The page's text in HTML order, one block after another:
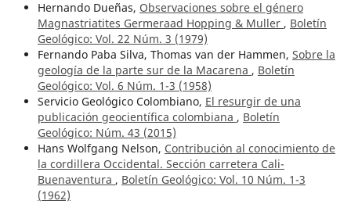
Hernando Dueñas, Observaciones sobre el género
Magnastriatites Germeraad Hopping & Muller , Boletín
Geológico: Vol. 22 Núm. 3 (1979)
Fernando Paba Silva, Thomas van der Hammen, Sobre la
geología de la parte sur de la Macarena , Boletín
Geológico: Vol. 6 Núm. 1-3 (1958)
Servicio Geológico Colombiano, El resurgir de una
publicación geocientífica colombiana , Boletín
Geológico: Núm. 43 (2015)
Hans Wolfgang Nelson, Contribución al conocimiento de
la cordillera Occidental. Sección carretera Cali-
Buenaventura , Boletín Geológico: Vol. 10 Núm. 1-3
(1962)